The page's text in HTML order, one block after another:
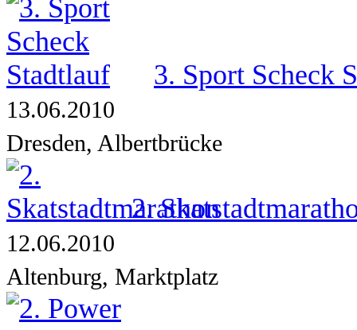
3. Sport Scheck
13.06.2010
Dresden, Albertbrücke
2.
12.06.2010
Altenburg, Marktplatz